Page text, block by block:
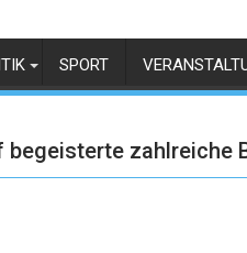
SPORT
zahlreiche